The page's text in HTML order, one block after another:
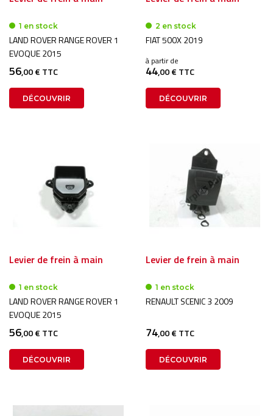
1 en stock
LAND ROVER RANGE ROVER 1
EVOQUE 2015
56,00 € TTC
DÉCOUVRIR
2 en stock
FIAT 500X 2019
à partir de
44,00 € TTC
DÉCOUVRIR
Levier de frein à main
1 en stock
LAND ROVER RANGE ROVER 1
EVOQUE 2015
56,00 € TTC
DÉCOUVRIR
Levier de frein à main
1 en stock
RENAULT SCENIC 3 2009
74,00 € TTC
DÉCOUVRIR